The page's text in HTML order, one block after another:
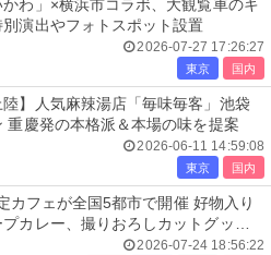
わ」×横浜市コラボ、大観覧車のキ
別演出やフォトスポット設置
2026-07-27 17:26:27
東京 国内
陸】人気麻辣湯店「毎味毎客」池袋
重慶発の本格派＆本場の味を提案
2026-06-11 14:59:08
東京 国内
カフェが全国5都市で開催 好物入り
カレー、撮りおろしカットグッズ
2026-07-24 18:56:22